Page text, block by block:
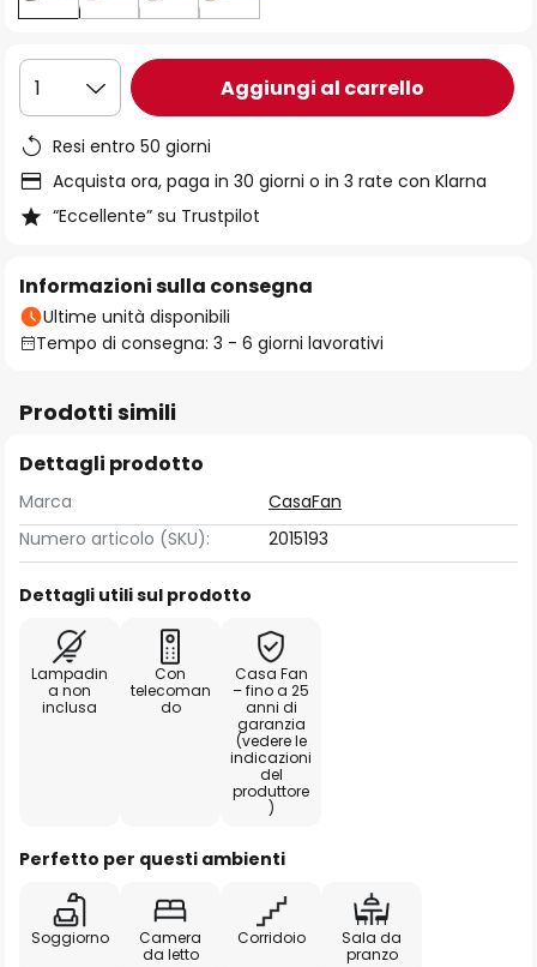
1 Aggiungi al carrello
Resi entro 50 giorni
Acquista ora, paga in 30 giorni o in 3 rate con Klarna
“Eccellente” su Trustpilot
Informazioni sulla consegna
Ultime unità disponibili
Tempo di consegna: 3 - 6 giorni lavorativi
Prodotti simili
Dettagli prodotto
Marca
CasaFan
Numero articolo (SKU):
2015193
Dettagli utili sul prodotto
Lampadin
a non
inclusa
Con
telecoman
do
Casa Fan
– fino a 25
anni di
garanzia
(vedere le
indicazioni
del
produttore
)
Perfetto per questi ambienti
Soggiorno
Camera
da letto
Corridoio
Sala da
pranzo